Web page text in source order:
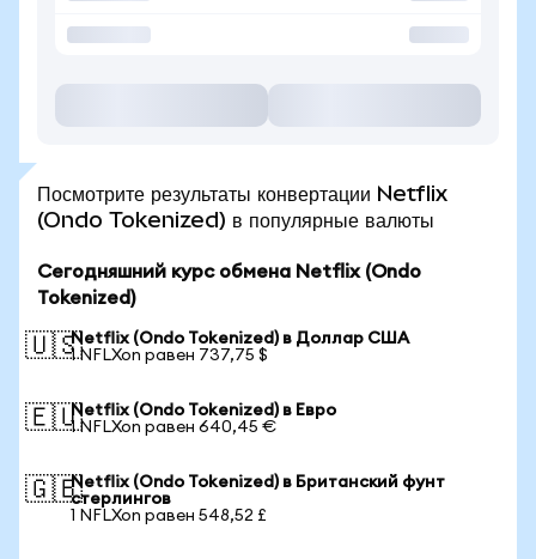
Посмотрите результаты конвертации Netflix
(Ondo Tokenized) в популярные валюты
Сегодняшний курс обмена Netflix (Ondo
Tokenized)
🇺🇸Netflix (Ondo Tokenized) в Доллар США
1 NFLXon равен 737,75 $
🇪🇺Netflix (Ondo Tokenized) в Евро
1 NFLXon равен 640,45 €
🇬🇧Netflix (Ondo Tokenized) в Британский фунт
стерлингов
1 NFLXon равен 548,52 £